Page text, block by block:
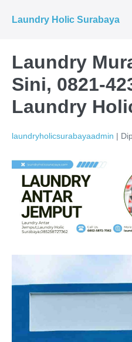
Laundry Holic Surabaya
Laundry
Sini, 0821-
Laundry
laundryholicsurabayaadmin |